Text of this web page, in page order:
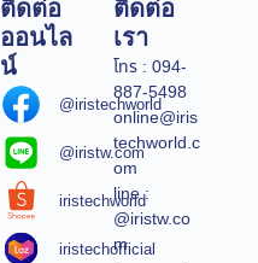
ติดต่อ
ออนไล
น์
@iristechworld
@iristw.com
iristechworld
iristechofficial
ติดต่อ
เรา
โทร : 094-
887-5498
online@iris
techworld.c
om
line :
@iristw.co
m